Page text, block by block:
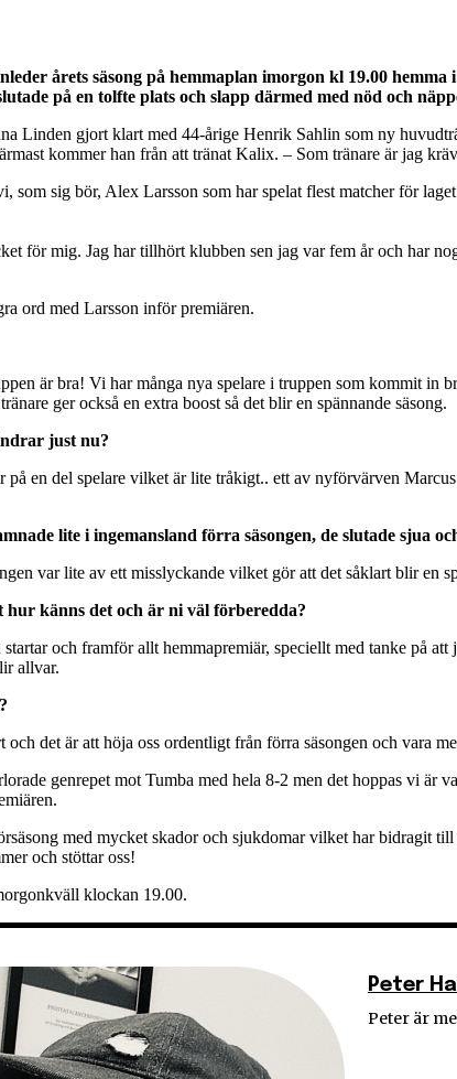
årets säsong på hemmaplan imorgon kl 19.00
på en tolfte plats och slapp därmed med nöd och
Linden gjort klart med 44-årige Henrik Sahlin som ny
kommer han från att tränat Kalix. – Som tränare är jag
som sig bör, Alex Larsson som har spelat flest matcher för
för mig. Jag har tillhört klubben sen jag var fem år och har
ord med Larsson inför premiären.
är bra! Vi har många nya spelare i truppen som kommit
ger också en extra boost så det blir en spännande säsong.
just nu?
på en del spelare vilket är lite tråkigt.. ett av nyförvärven
lite i ingemansland förra säsongen, de slutade sjua
var lite av ett misslyckande vilket gör att det såklart blir en
känns det och är ni väl förberedda?
och framför allt hemmapremiär, speciellt med tanke på
allvar.
det är att höja oss ordentligt från förra säsongen och vara
genrepet mot Tumba med hela 8-2 men det hoppas vi är
med mycket skador och sjukdomar vilket har bidragit
och stöttar oss!
klockan 19.00.
Peter
Peter är